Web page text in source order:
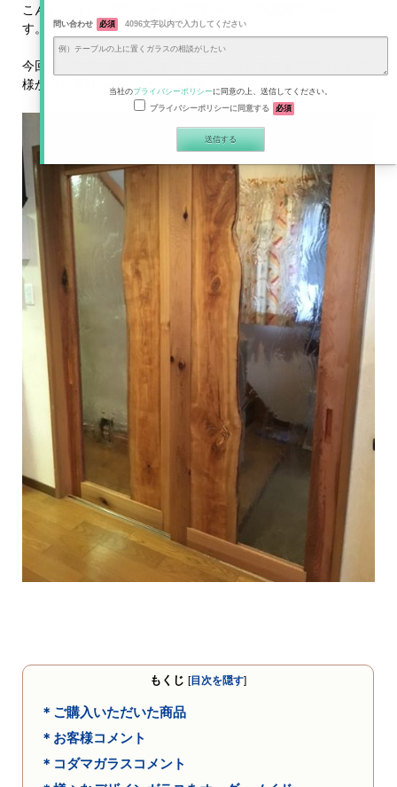
こんにちは！コダマガラスお客様からのお写真担当のMKで
す。
今回は、樹木の躍動感あるドアに泡入りガラスを使用したお客
様からお送りいただいたお写真をご紹介します。
もくじ [目次を隠す]
＊ご購入いただいた商品
＊お客様コメント
＊コダマガラスコメント
問い合わせ 必須 4096文字以内で入力してください
当社のプライバシーポリシーに同意の上、送信してください。
プライバシーポリシーに同意する
必須